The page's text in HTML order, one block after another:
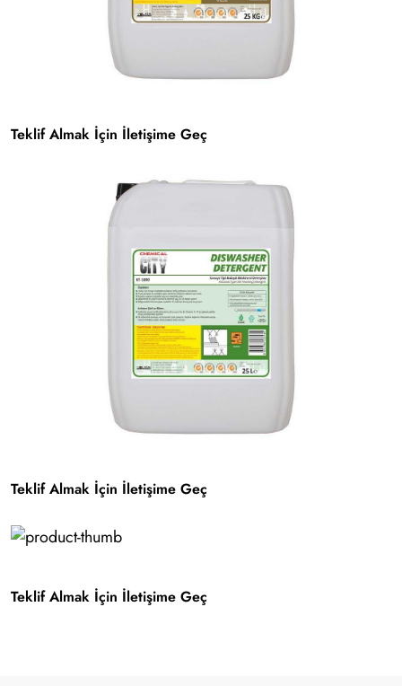
Teklif Almak İçin İletişime Geç
Teklif Almak İçin İletişime Geç
Teklif Almak İçin İletişime Geç